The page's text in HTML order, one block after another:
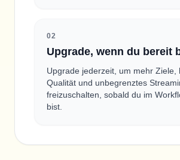
02
Upgrade, wenn du bereit
Upgrade jederzeit, um mehr Ziele,
Qualität und unbegrenztes
freizuschalten, sobald du im
bist.